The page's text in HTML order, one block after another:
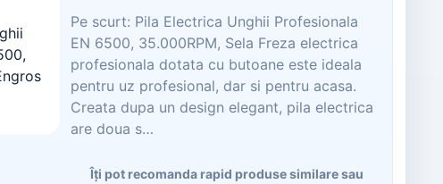
Pe scurt: Pila Electrica Unghii Profesionala
EN 6500, 35.000RPM, Sela Freza electrica
profesionala dotata cu butoane este ideala
pentru uz profesional, dar si pentru acasa.
Creata dupa un design elegant, pila electrica
are doua s…
Îți pot recomanda rapid produse similare sau